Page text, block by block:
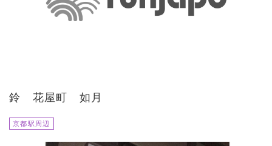
鈴 花屋町 如月
京都駅周辺